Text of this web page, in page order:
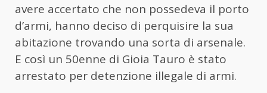
avere accertato che non possedeva il porto
d’armi, hanno deciso di perquisire la sua
abitazione trovando una sorta di arsenale.
E così un 50enne di Gioia Tauro è stato
arrestato per detenzione illegale di armi.